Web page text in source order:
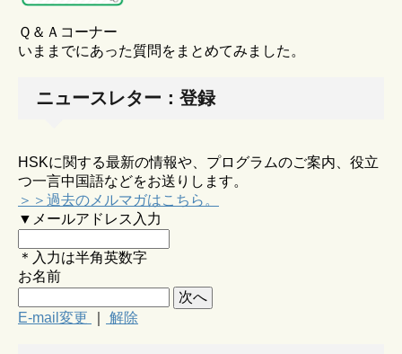
Ｑ＆Ａコーナー
いままでにあった質問をまとめてみました。
ニュースレター：登録
HSKに関する最新の情報や、プログラムのご案内、役立
つ一言中国語などをお送りします。
＞＞過去のメルマガはこちら。
▼メールアドレス入力
＊入力は半角英数字
お名前
E-mail変更 解除